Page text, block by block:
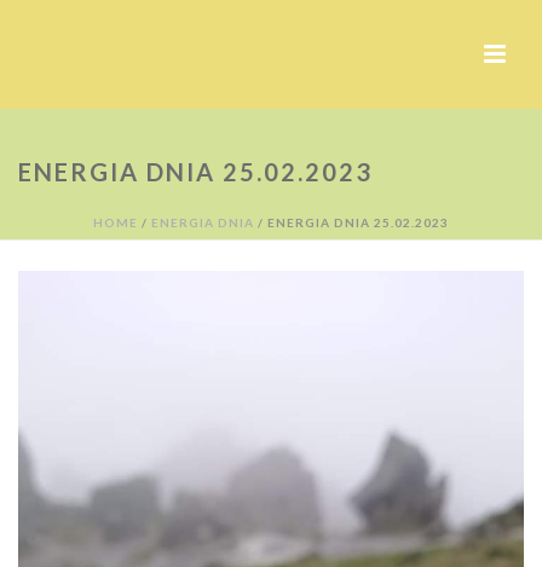
ENERGIA DNIA 25.02.2023
HOME / ENERGIA DNIA / ENERGIA DNIA 25.02.2023